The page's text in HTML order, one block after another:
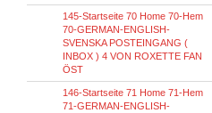
145-Startseite 70 Home 70-Hem
70-GERMAN-ENGLISH-
SVENSKA POSTEINGANG (
INBOX ) 4 VON ROXETTE FAN
ÖST
146-Startseite 71 Home 71-Hem
71-GERMAN-ENGLISH-